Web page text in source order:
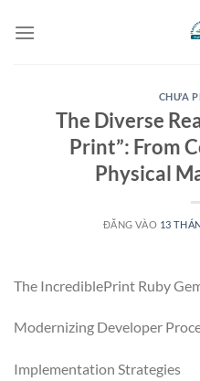
qua
CHƯA
The Diverse
Print”: From
Physical
ĐĂNG VÀO 13
The IncrediblePrint Ruby
Modernizing Developer
Implementation Strategies